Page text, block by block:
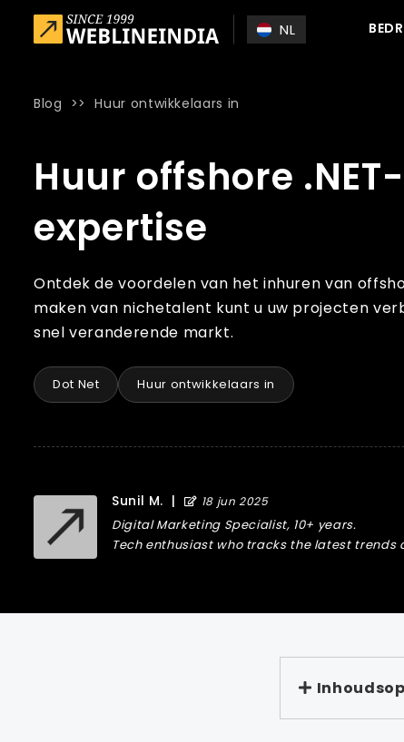
Skip to main content
NL
Blog >>Huur ontwikkelaars in
Huur offshore
expertise
Ontdek de voordelen van het inhuren van
maken van nichetalent kunt u uw projecten
snel veranderende markt.
Dot Net Huur ontwikkelaars in
Sunil M. | 18 jun 2025
Digital Marketing Specialist, 10+ years.
Tech enthusiast who tracks the latest